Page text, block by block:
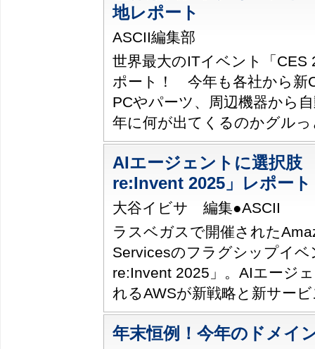
地レポート
ASCII編集部
世界最大のITイベント「CES
ポート！ 今年も各社から新
PCやパーツ、周辺機器から
年に何が出てくるのかグル
AIエージェントに選択
re:Invent 2025」レポート
大谷イビサ 編集●ASCII
ラスベガスで開催された
Servicesのフラグシップイベ
re:Invent 2025」。AIエージ
れるAWSが新戦略と新サー
年末恒例！今年のドメイ